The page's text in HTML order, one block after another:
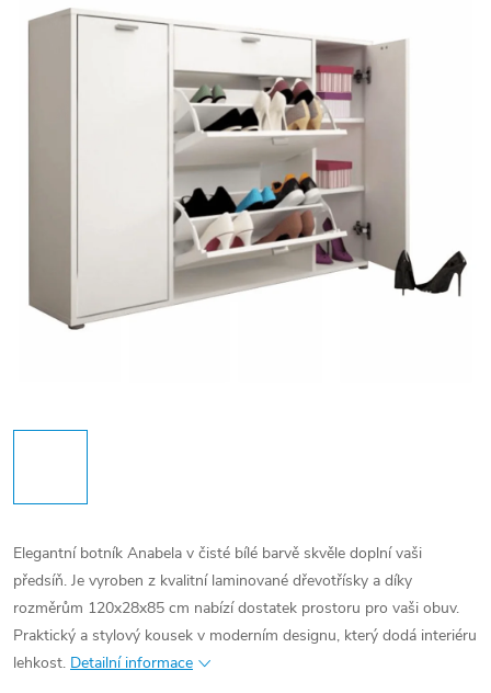
Elegantní botník Anabela v čisté bílé barvě skvěle doplní vaši
předsíň. Je vyroben z kvalitní laminované dřevotřísky a díky
rozměrům 120x28x85 cm nabízí dostatek prostoru pro vaši obuv.
Praktický a stylový kousek v moderním designu, který dodá interiéru
lehkost. Detailní informace